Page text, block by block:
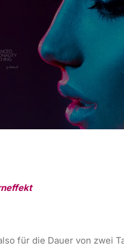
für die Dauer von zwei